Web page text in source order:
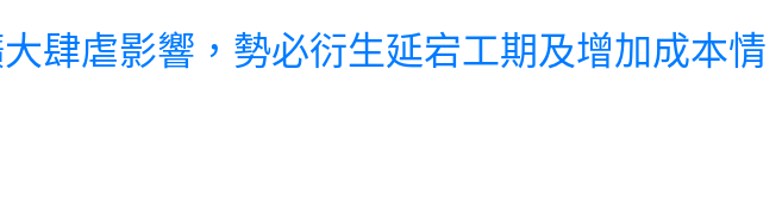
肆虐影響，勢必衍生延宕工期及增加成本情